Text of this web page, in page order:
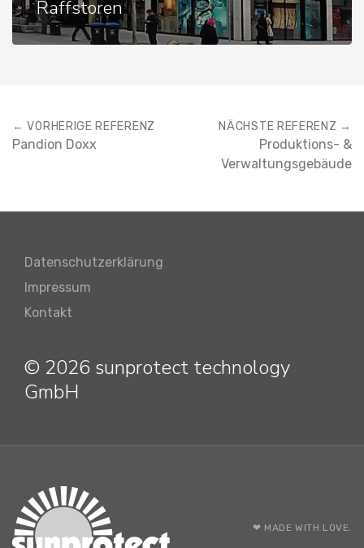
Raffstoren
← VORHERIGE REFERENZ
Pandion Doxx
NÄCHSTE REFERENZ →
Produktions- &
Verwaltungsgebäude
© 2026 sunprotect technology
GmbH
Datenschutzerklärung
Impressum
Kontakt
❤ MADE WITH LOVE.